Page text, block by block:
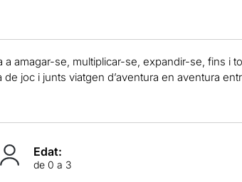
a amagar-se, multiplicar-se, expandir-se, fins i
joc i junts viatgen d’aventura en aventura
Edat:
de 0 a 3